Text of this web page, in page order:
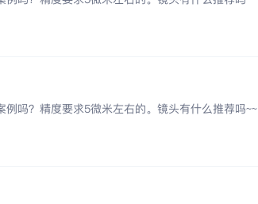
吗？精度要求5微米左右的。镜头有什么推荐吗~~